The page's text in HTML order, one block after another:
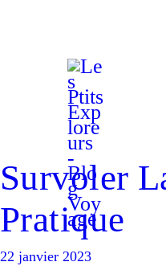
TOUR DU
Destinations
Bons Plans
À PROPOS
CONTACT
GALERIE
Survoler
Pratique
22 janvier 2023